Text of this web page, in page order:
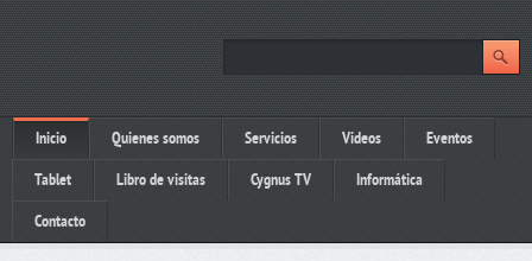
Inicio Quienes somos Servicios Videos Eventos
Tablet Libro de visitas Cygnus TV Informática
Contacto